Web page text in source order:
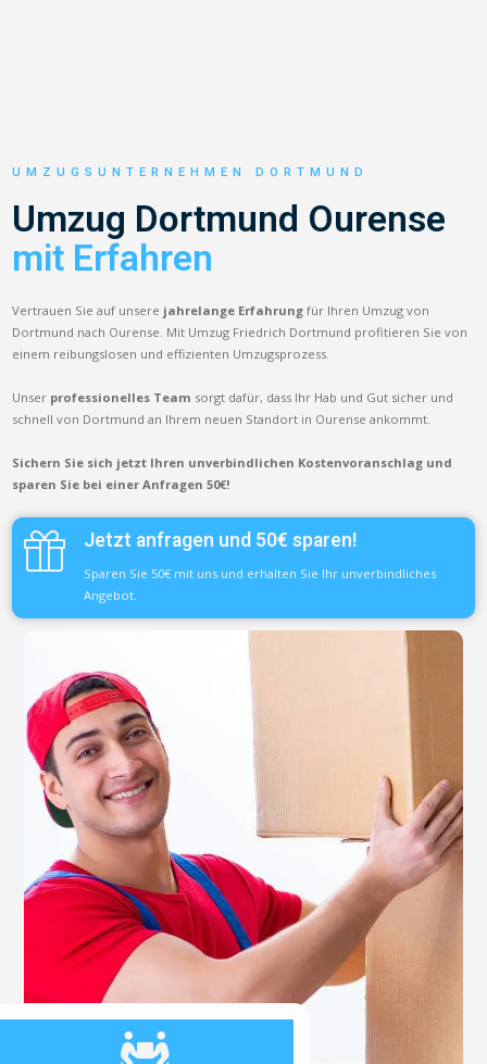
UMZUGSUNTERNEHMEN DORTMUND
Umzug Dortmund Ourense
mit Erfahren
Vertrauen Sie auf unsere jahrelange Erfahrung für Ihren Umzug von
Dortmund nach Ourense. Mit Umzug Friedrich Dortmund profitieren Sie von
einem reibungslosen und effizienten Umzugsprozess.
Unser professionelles Team sorgt dafür, dass Ihr Hab und Gut sicher und
schnell von Dortmund an Ihrem neuen Standort in Ourense ankommt.
Sichern Sie sich jetzt Ihren unverbindlichen Kostenvoranschlag und
sparen Sie bei einer Anfragen 50€!
Jetzt anfragen und 50€ sparen!
Sparen Sie 50€ mit uns und erhalten Sie Ihr unverbindliches
Angebot.